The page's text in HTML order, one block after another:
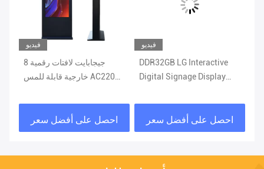
فيديو
8 جيجابايت لافتات رقمية
خارجية قابلة للمس AC220V
WIFI التحكم
احصل على أفضل سعر
فيديو
DDR32GB LG Interactive
Digital Signage Display
احصل على أفضل سعر